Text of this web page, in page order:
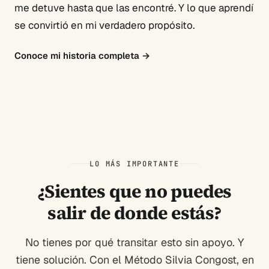
me detuve hasta que las encontré. Y lo que aprendí
se convirtió en mi verdadero propósito.
Conoce mi historia completa →
LO MÁS IMPORTANTE
¿Sientes que no puedes
salir de donde estás?
No tienes por qué transitar esto sin apoyo. Y
tiene solución. Con el Método Silvia Congost, en